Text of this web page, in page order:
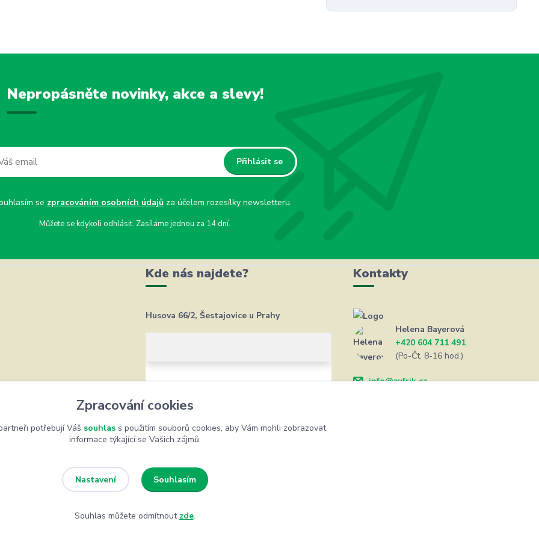
Nepropásněte novinky, akce a slevy!
Přihlásit se
se zpracováním osobních údajůza účelem rozesílky newsletteru.
Můžete se kdykoli odhlásit. Zasíláme jednou za 14 dní.
Kde nás najdete?
Husova 66/2, Šestajovice u Prahy
Kontakty
Helena Bayerová
+420 604 711 491
(Po-Čt, 8-16 hod.)
info@zufrik.cz
Zpracování cookies
potřebují Váš souhlass použitím souborů cookies, aby Vám mohli zobrazovat
informace týkající se Vašich zájmů.
Nastavení Souhlasím
Souhlas můžete odmítnout zde.